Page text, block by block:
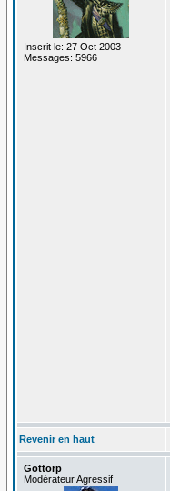
Inscrit le: 27 Oct 2003
Messages: 5966
Revenir en haut
Gottorp
Modérateur Agressif